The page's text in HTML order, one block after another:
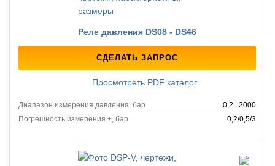
Реле давления DS08 - DS46
СДЕЛАТЬ ЗАПРОС
Просмотреть PDF каталог
Диапазон измерения давления, бар
0,2...2000
Погрешность измерения ±, бар
0,2/0,5/3